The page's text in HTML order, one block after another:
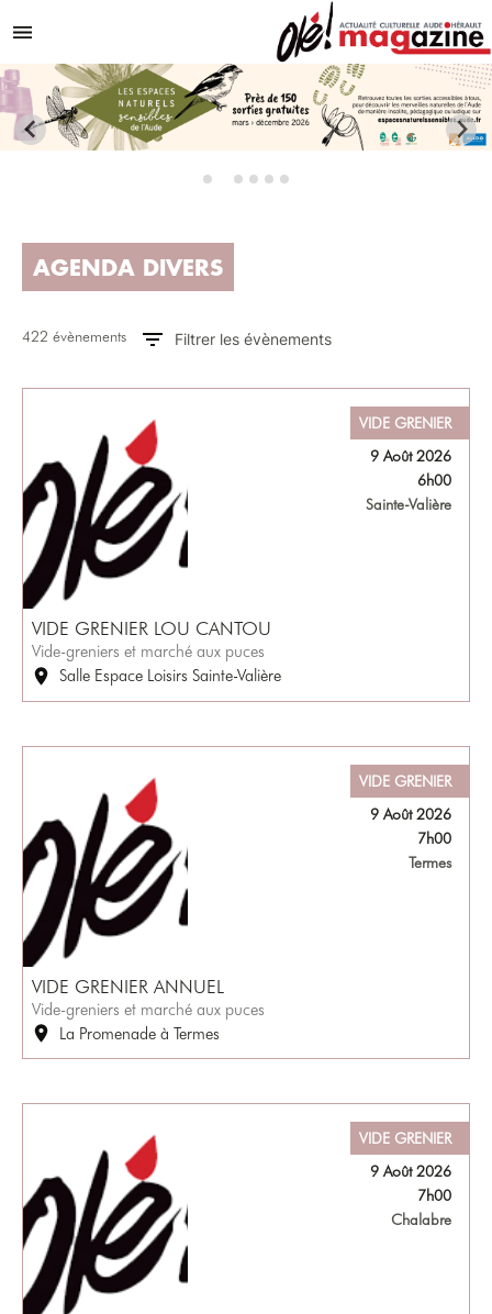
Menu
AGENDA DIVERS
422 évènements Filtrer les évènements
VIDE GRENIER
9 Août 2026
6h00
Sainte-Valière
VIDE GRENIER LOU CANTOU
Vide-greniers et marché aux puces
Salle Espace Loisirs Sainte-Valière
VIDE GRENIER
9 Août 2026
7h00
Termes
VIDE GRENIER ANNUEL
Vide-greniers et marché aux puces
La Promenade à Termes
VIDE GRENIER
9 Août 2026
7h00
Chalabre